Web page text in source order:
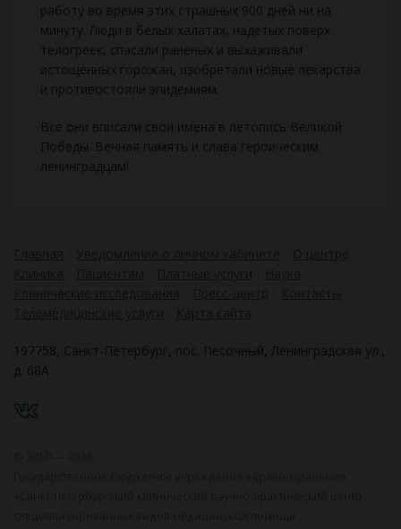
работу во время этих страшных 900 дней ни на
минуту. Люди в белых халатах, надетых поверх
телогреек, спасали раненых и выхаживали
истощенных горожан, изобретали новые лекарства
и противостояли эпидемиям.
Все они вписали свои имена в летопись Великой
Победы. Вечная память и слава героическим
ленинградцам!
197758, Санкт-Петербург, пос. Песочный, Ленинградская ул.,
д. 68А